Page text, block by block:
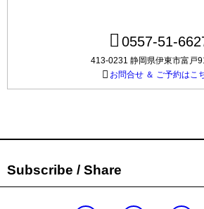
0557-51-
413-0231 静岡県伊東市富戸
お問合せ ＆ ご予約はこ
Subscribe / Share